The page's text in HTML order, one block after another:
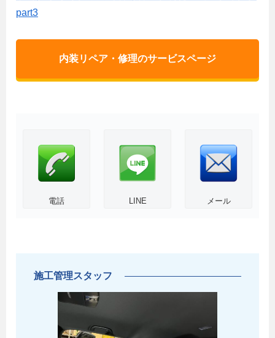
part3
内装リペア・修理のサービスページ
電話 LINE メール
施工管理スタッフ